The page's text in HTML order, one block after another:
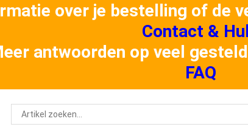
over je bestelling of de
Contact &
antwoorden op veel
FAQ